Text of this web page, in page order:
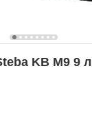
KB M9 9 л